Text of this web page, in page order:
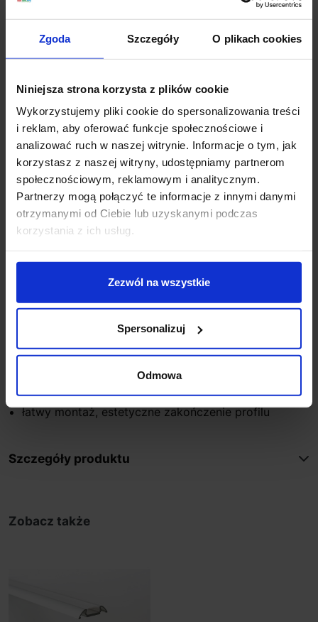
Zgoda Szczegóły O plikach cookies
Niniejsza strona korzysta z plików cookie
Wykorzystujemy pliki cookie do spersonalizowania treści
i reklam, aby oferować funkcje społecznościowe i
analizować ruch w naszej witrynie. Informacje o tym, jak
korzystasz z naszej witryny, udostępniamy partnerom
społecznościowym, reklamowym i analitycznym.
Partnerzy mogą połączyć te informacje z innymi danymi
otrzymanymi od Ciebie lub uzyskanymi podczas
korzystania z ich usług.
Zezwól na wszystkie
Spersonalizuj
Odmowa
Koszt dostawy
Zapytaj o produkt
Opis
Zastosowanie:
Zaślepka do profilu STOS-ALU
tworzywa sztucznego
chroni elektroniczne elementy LED znajdujące się
Materiał: tworzywo sztuczne PCV
Certyfikat: CE
łatwy montaż, estetyczne zakończenie profilu
Szczegóły produktu
Zobacz także